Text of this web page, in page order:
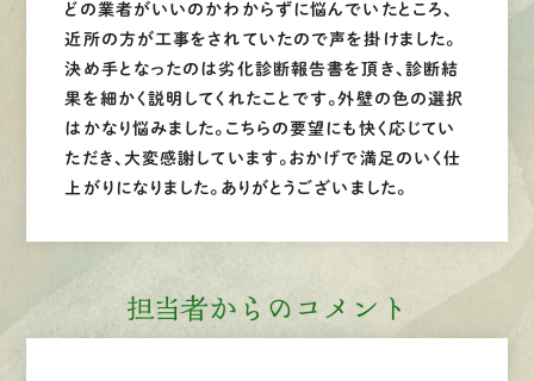
どの業者がいいのかわからずに悩んでいたところ、
近所の方が工事をされていたので声を掛けました。
決め手となったのは劣化診断報告書を頂き、診断結
果を細かく説明してくれたことです。外壁の色の選択
はかなり悩みました。こちらの要望にも快く応じてい
ただき、大変感謝しています。おかげで満足のいく仕
上がりになりました。ありがとうございました。
担当者からのコメント